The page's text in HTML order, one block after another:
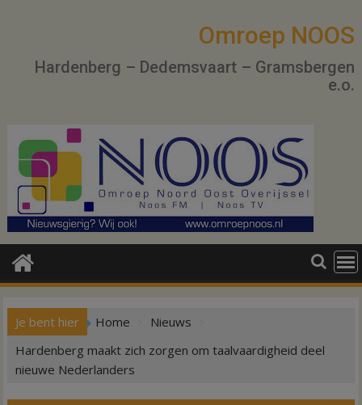
Omroep NOOS
Hardenberg – Dedemsvaart – Gramsbergen
e.o.
Je bent hier Home
Nieuws
Hardenberg maakt zich zorgen om taalvaardigheid deel
nieuwe Nederlanders